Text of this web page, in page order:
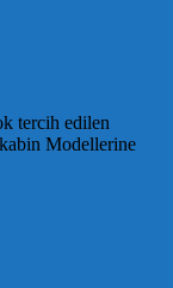
tercih edilen
Modellerine